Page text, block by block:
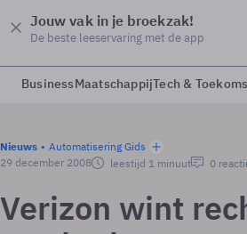
Jouw vak in je broekzak!
De beste leeservaring met de app
BusinessMaatschappijTech &
Nieuws
Automatisering Gids
29 december 2008
leestijd 1 minuut 0
Verizon wint